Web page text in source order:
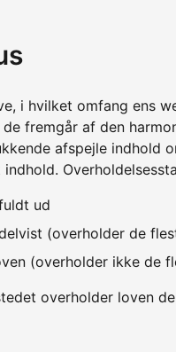
i hvilket omfang ens
fremgår af den
afspejle indhold
ud
(overholder de
(overholder ikke de
overholder loven